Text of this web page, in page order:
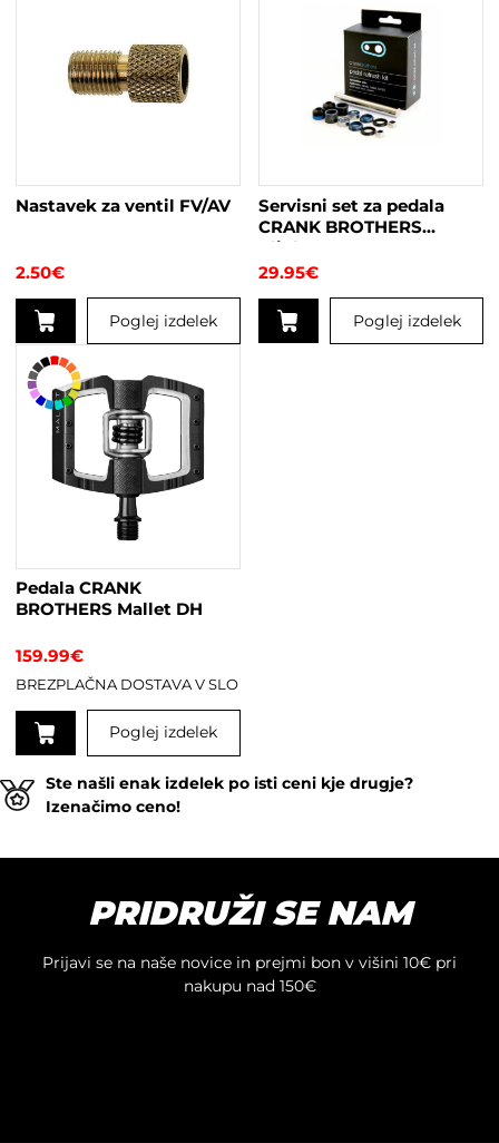
različic.
Možnosti
strani
izdelka
Nastavek za ventil FV/AV
2.50€
Poglej izdelek
Servisni set za pedala
CRANK BROTHERS
Clipless
29.95€
Poglej izdelek
Pedala CRANK
BROTHERS Mallet DH
159.99€
BREZPLAČNA DOSTAVA V SLO
Poglej izdelek
izdelek
ima
različic.
Ste našli enak izdelek po isti ceni kje drugje?
Izenačimo ceno!
PRIDRUŽI SE NAM
Prijavi se na naše novice in prejmi bon v višini 10€ pri
nakupu nad 150€